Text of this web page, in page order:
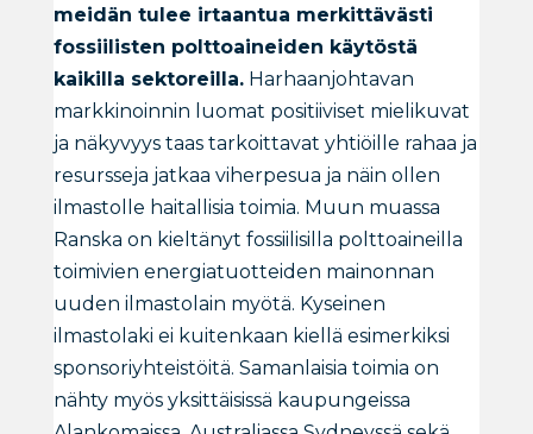
meidän tulee irtaantua merkittävästi
fossiilisten polttoaineiden käytöstä
kaikilla sektoreilla.Harhaanjohtavan
markkinoinnin luomat positiiviset mielikuvat
ja näkyvyys taas tarkoittavat yhtiöille rahaa ja
resursseja jatkaa viherpesua ja näin ollen
ilmastolle haitallisia toimia. Muun muassa
Ranska on kieltänyt fossiilisilla polttoaineilla
toimivien energiatuotteiden mainonnan
uuden ilmastolain myötä. Kyseinen
ilmastolaki ei kuitenkaan kiellä esimerkiksi
sponsoriyhteistöitä. Samanlaisia toimia on
nähty myös yksittäisissä kaupungeissa